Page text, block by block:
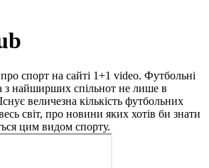
спорт на сайті 1+1 video. Футбольні
з найширших спільнот не лише в
величезна кількість футбольних
світ, про новини яких хотів би знати
цим видом спорту.